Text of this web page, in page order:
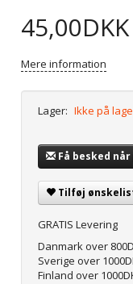
45,00DKK
Mere information
Lager: Ikke på
Få besked
Tilføj
GRATIS Levering
Danmark over
Sverige over
Finland over